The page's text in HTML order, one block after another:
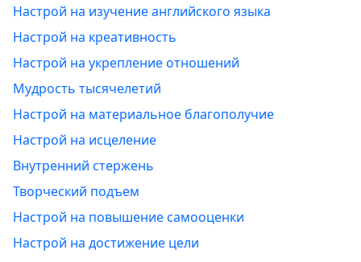
Настрой на изучение английского языка
Настрой на креативность
Настрой на укрепление отношений
Мудрость тысячелетий
Настрой на материальное благополучие
Настрой на исцеление
Внутренний стержень
Творческий подъем
Настрой на повышение самооценки
Настрой на достижение цели